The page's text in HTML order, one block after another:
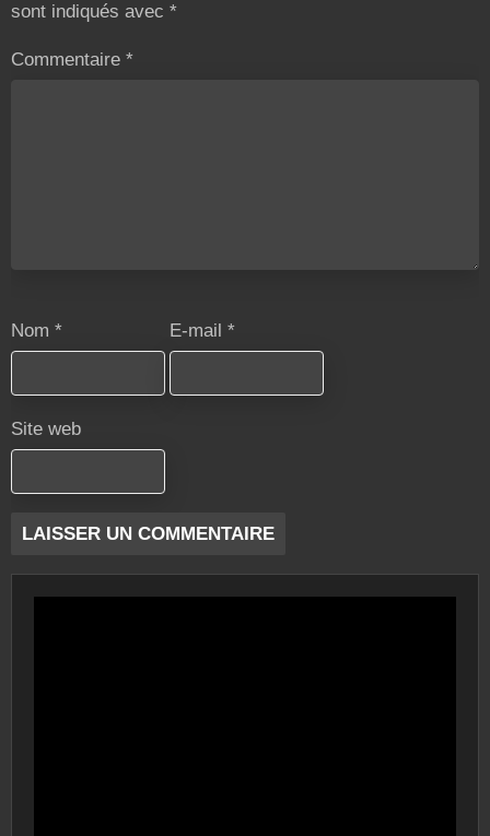
sont indiqués avec *
Commentaire *
Nom * E-mail *
Site web